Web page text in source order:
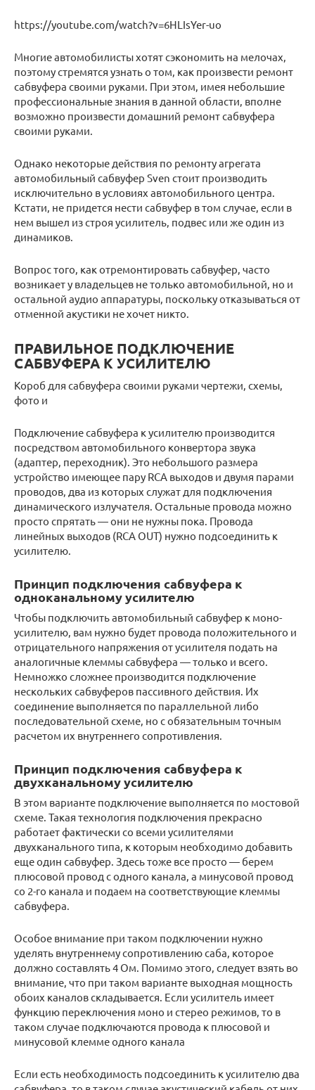
https://youtube.com/watch?v=6HLIsYer-uo
Многие автомобилисты хотят сэкономить на мелочах,
поэтому стремятся узнать о том, как произвести ремонт
сабвуфера своими руками. При этом, имея небольшие
профессиональные знания в данной области, вполне
возможно произвести домашний ремонт сабвуфера
своими руками.
Однако некоторые действия по ремонту агрегата
автомобильный сабвуфер Sven стоит производить
исключительно в условиях автомобильного центра.
Кстати, не придется нести сабвуфер в том случае, если в
нем вышел из строя усилитель, подвес или же один из
динамиков.
Вопрос того, как отремонтировать сабвуфер, часто
возникает у владельцев не только автомобильной, но и
остальной аудио аппаратуры, поскольку отказываться от
отменной акустики не хочет никто.
ПРАВИЛЬНОЕ ПОДКЛЮЧЕНИЕ
САБВУФЕРА К УСИЛИТЕЛЮ
Короб для сабвуфера своими руками чертежи, схемы,
фото и
Подключение сабвуфера к усилителю производится
посредством автомобильного конвертора звука
(адаптер, переходник). Это небольшого размера
устройство имеющее пару RCA выходов и двумя парами
проводов, два из которых служат для подключения
динамического излучателя. Остальные провода можно
просто спрятать — они не нужны пока. Провода
линейных выходов (RCA OUT) нужно подсоединить к
усилителю.
Принцип подключения сабвуфера к
одноканальному усилителю
Чтобы подключить автомобильный сабвуфер к моно-
усилителю, вам нужно будет провода положительного и
отрицательного напряжения от усилителя подать на
аналогичные клеммы сабвуфера — только и всего.
Немножко сложнее производится подключение
нескольких сабвуферов пассивного действия. Их
соединение выполняется по параллельной либо
последовательной схеме, но с обязательным точным
расчетом их внутреннего сопротивления.
Принцип подключения сабвуфера к
двухканальному усилителю
В этом варианте подключение выполняется по мостовой
схеме. Такая технология подключения прекрасно
работает фактически со всеми усилителями
двухканального типа, к которым необходимо добавить
еще один сабвуфер. Здесь тоже все просто — берем
плюсовой провод с одного канала, а минусовой провод
со 2-го канала и подаем на соответствующие клеммы
сабвуфера.
Особое внимание при таком подключении нужно
уделять внутреннему сопротивлению саба, которое
должно составлять 4 Ом. Помимо этого, следует взять во
внимание, что при таком варианте выходная мощность
обоих каналов складывается. Если усилитель имеет
функцию переключения моно и стерео режимов, то в
таком случае подключаются провода к плюсовой и
минусовой клемме одного канала
Если есть необходимость подсоединить к усилителю два